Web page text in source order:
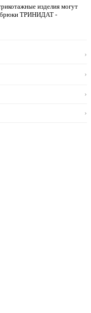
изделия могут
брюки ТРИНИДАТ -
›
›
›
›